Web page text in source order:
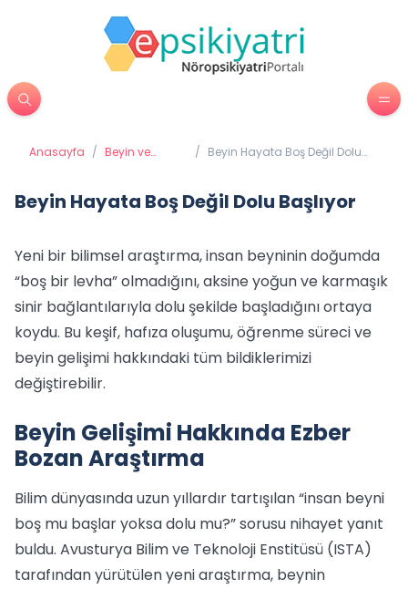
Anasayfa / Beyin ve
/ Beyin Hayata Boş Değil Dolu
Beyin Hayata Boş Değil Dolu Başlıyor
Yeni bir bilimsel araştırma, insan beyninin doğumda
“boş bir levha” olmadığını, aksine yoğun ve karmaşık
sinir bağlantılarıyla dolu şekilde başladığını ortaya
koydu. Bu keşif, hafıza oluşumu, öğrenme süreci ve
beyin gelişimi hakkındaki tüm bildiklerimizi
değiştirebilir.
Beyin Gelişimi Hakkında Ezber
Bozan Araştırma
Bilim dünyasında uzun yıllardır tartışılan “insan beyni
boş mu başlar yoksa dolu mu?” sorusu nihayet yanıt
buldu. Avusturya Bilim ve Teknoloji Enstitüsü (ISTA)
tarafından yürütülen yeni araştırma, beynin